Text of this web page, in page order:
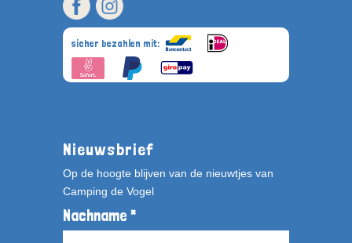
sicher bezahlen mit:
Nieuwsbrief
Op de hoogte blijven van de nieuwtjes van
Camping de Vogel
Nachname *